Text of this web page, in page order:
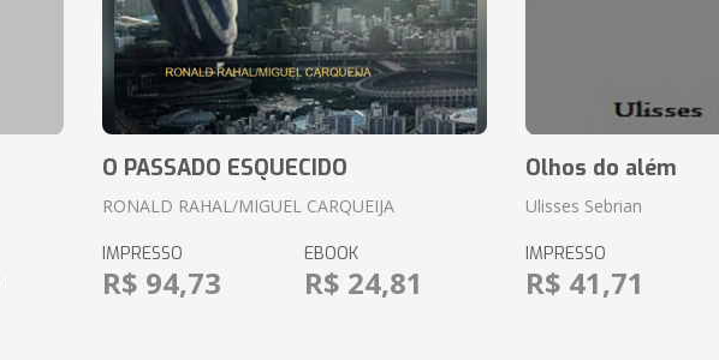
O PASSADO ESQUECIDO
RONALD RAHAL/MIGUEL CARQUEIJA
IMPRESSO
R$ 94,73
EBOOK
R$ 24,81
Olhos do além
Ulisses Sebrian
IMPRESSO
R$ 41,71